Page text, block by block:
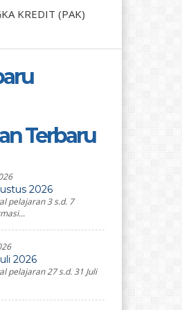
KREDIT (PAK)
Terbaru
2026
pelajaran 3 s.d. 7
2026
pelajaran 27 s.d. 31 Juli